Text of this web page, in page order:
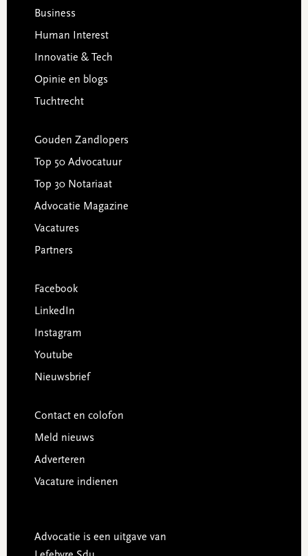
Business
Human Interest
Innovatie & Tech
Opinie en blogs
Tuchtrecht
Gouden Zandlopers
Top 50 Advocatuur
Top 30 Notariaat
Advocatie Magazine
Vacatures
Partners
Facebook
LinkedIn
Instagram
Youtube
Nieuwsbrief
Contact en colofon
Meld nieuws
Adverteren
Vacature indienen
Advocatie is een uitgave van